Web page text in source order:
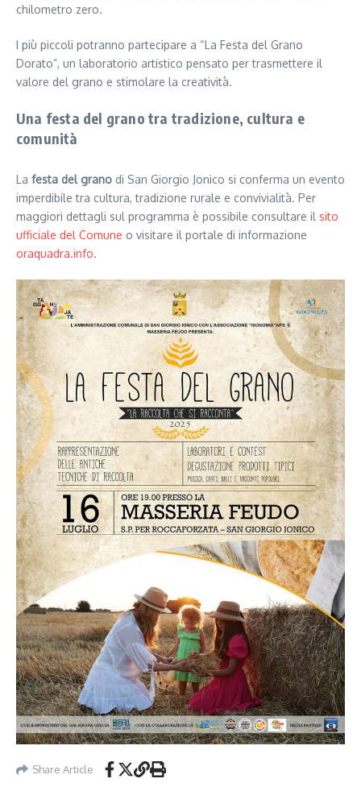
chilometro zero.
I più piccoli potranno partecipare a “La Festa del Grano
Dorato”, un laboratorio artistico pensato per trasmettere il
valore del grano e stimolare la creatività.
Una festa del grano tra tradizione, cultura e
comunità
La festa del grano di San Giorgio Jonico si conferma un evento
imperdibile tra cultura, tradizione rurale e convivialità. Per
maggiori dettagli sul programma è possibile consultare il sito
ufficiale del Comune o visitare il portale di informazione
oraquadra.info.
Share Article